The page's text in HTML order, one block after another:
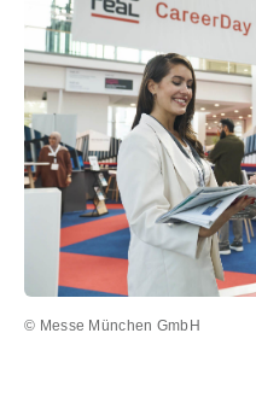
© Messe München GmbH